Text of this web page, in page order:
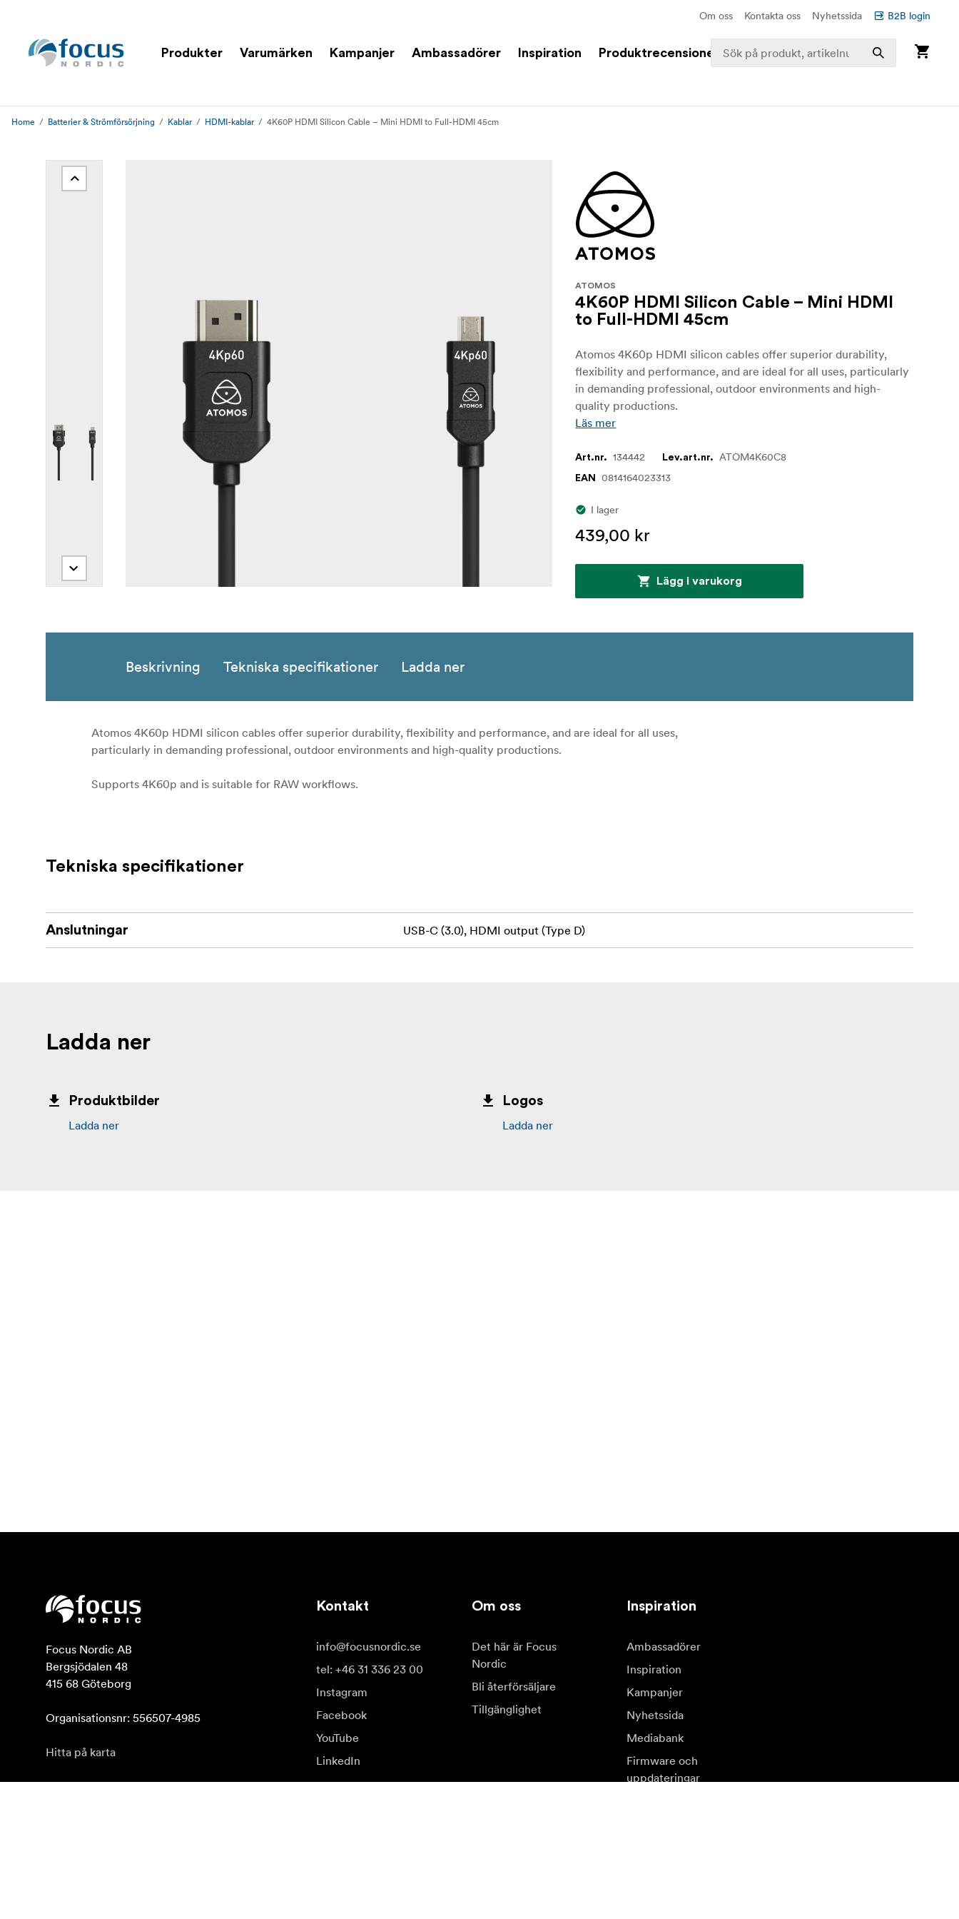
Om oss Kontakta oss Nyhetssida B2B login
Produkter Varumärken Kampanjer Ambassadörer Inspiration Produktrecensioner
Home Batterier & Strömförsörjning Kablar HDMI-kablar 4K60P HDMI Silicon Cable – Mini HDMI to Full-HDMI 45cm
ATOMOS
4K60P HDMI Silicon Cable – Mini HDMI
to Full-HDMI 45cm
Atomos 4K60p HDMI silicon cables offer superior durability,
flexibility and performance, and are ideal for all uses, particularly
in demanding professional, outdoor environments and high-
quality productions.
Läs mer
Art.nr. 134442 Lev.art.nr. ATOM4K60C8
EAN 0814164023313
I lager
439,00 kr
Lägg i varukorg
Beskrivning Tekniska specifikationer Ladda ner
Atomos 4K60p HDMI silicon cables offer superior durability, flexibility and performance, and are ideal for all uses,
particularly in demanding professional, outdoor environments and high-quality productions.
Supports 4K60p and is suitable for RAW workflows.
Tekniska specifikationer
Anslutningar USB-C (3.0), HDMI output (Type D)
Ladda ner
Produktbilder
Ladda ner
Logos
Ladda ner
Focus Nordic AB
Bergsjödalen 48
415 68 Göteborg
Organisationsnr: 556507-4985
Hitta på karta
Kontakt
info@focusnordic.se
tel: +46 31 336 23 00
Instagram
Facebook
YouTube
LinkedIn
Om oss
Det här är Focus
Nordic
Bli återförsäljare
Tillgänglighet
Inspiration
Ambassadörer
Inspiration
Kampanjer
Nyhetssida
Mediabank
Firmware och
uppdateringar